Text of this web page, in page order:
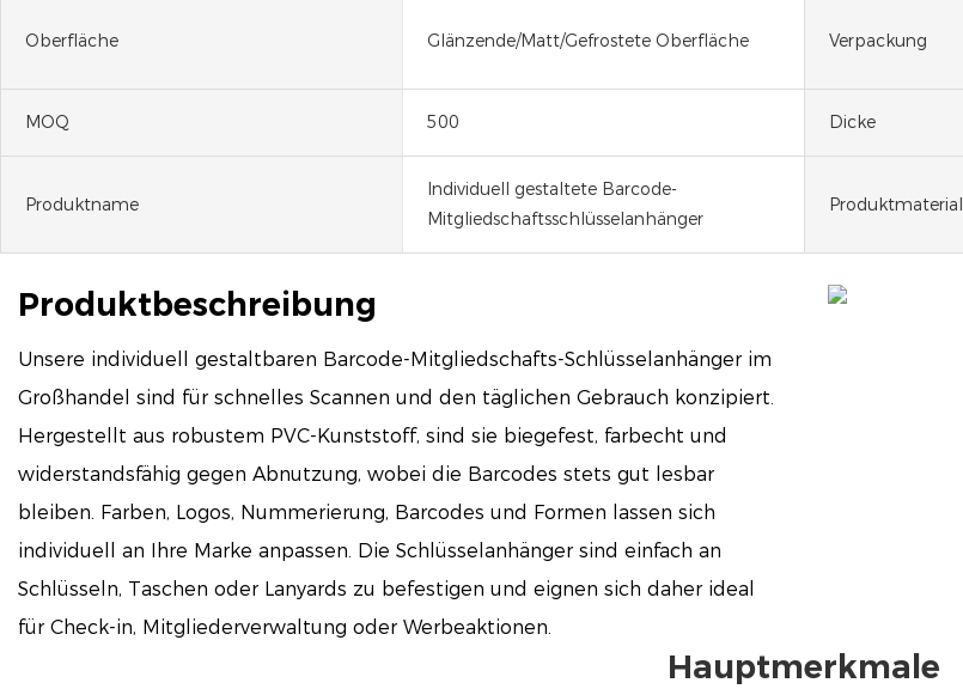
Oberfläche Glänzende/Matt/Gefrostete Oberfläche Verpackung
MOQ 500 Dicke
Produktname
Individuell gestaltete Barcode-
Mitgliedschaftsschlüsselanhänger
Produktmaterial
Produktbeschreibung
Unsere individuell gestaltbaren Barcode-Mitgliedschafts-Schlüsselanhänger im
Großhandel sind für schnelles Scannen und den täglichen Gebrauch konzipiert.
Hergestellt aus robustem PVC-Kunststoff, sind sie biegefest, farbecht und
widerstandsfähig gegen Abnutzung, wobei die Barcodes stets gut lesbar
bleiben. Farben, Logos, Nummerierung, Barcodes und Formen lassen sich
individuell an Ihre Marke anpassen. Die Schlüsselanhänger sind einfach an
Schlüsseln, Taschen oder Lanyards zu befestigen und eignen sich daher ideal
für Check-in, Mitgliederverwaltung oder Werbeaktionen.
Hauptmerkmale